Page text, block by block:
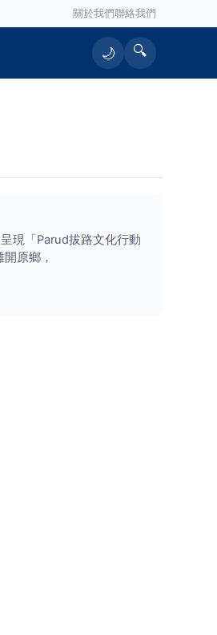
關於我們聯絡我們
🌙 🔍
現「Parud拔路文化行動
原鄉，